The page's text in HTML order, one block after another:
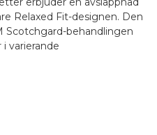
Relaxed Fit-designen. Den
Scotchgard-behandlingen
i varierande